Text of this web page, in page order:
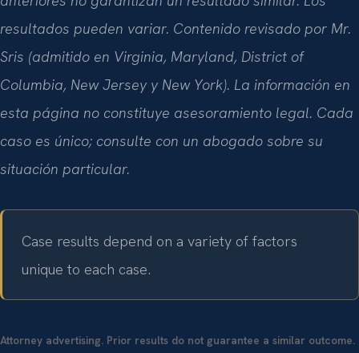
resultados pueden variar. Contenido revisado por Mr.
Sris (admitido en Virginia, Maryland, District of
Columbia, New Jersey y New York). La información en
esta página no constituye asesoramiento legal. Cada
caso es único; consulte con un abogado sobre su
situación particular.
Case results depend on a variety of factors
unique to each case.
Attorney advertising. Prior results do not guarantee a similar outcome.